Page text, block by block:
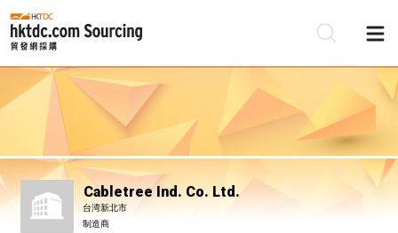
Cabletree Ind. Co. Ltd.
台湾新北市
制造商